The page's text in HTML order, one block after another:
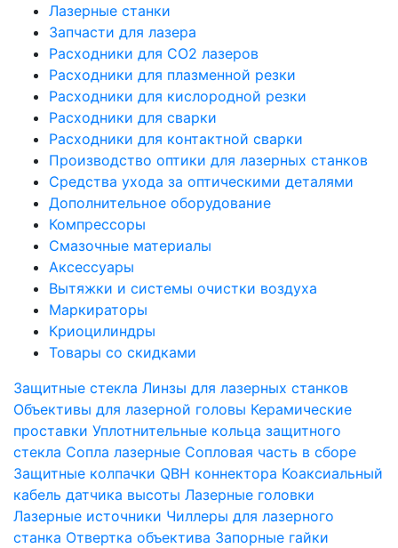
Лазерные станки
Запчасти для лазера
Расходники для СО2 лазеров
Расходники для плазменной резки
Расходники для кислородной резки
Расходники для сварки
Расходники для контактной сварки
Производство оптики для лазерных станков
Средства ухода за оптическими деталями
Дополнительное оборудование
Компрессоры
Смазочные материалы
Аксессуары
Вытяжки и системы очистки воздуха
Маркираторы
Криоцилиндры
Товары со скидками
Защитные стекла Линзы для лазерных станков
Объективы для лазерной головы Керамические
проставки Уплотнительные кольца защитного
стекла Сопла лазерные Сопловая часть в сборе
Защитные колпачки QBH коннектора Коаксиальный
кабель датчика высоты Лазерные головки
Лазерные источники Чиллеры для лазерного
станка Отвертка объектива Запорные гайки